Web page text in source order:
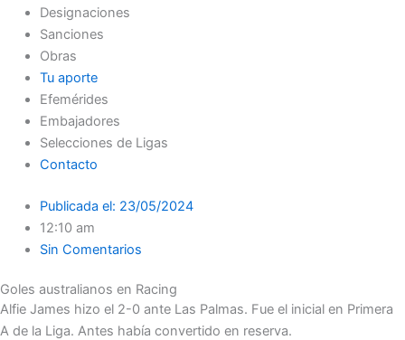
Designaciones
Sanciones
Obras
Tu aporte
Efemérides
Embajadores
Selecciones de Ligas
Contacto
Publicada el: 23/05/2024
12:10 am
Sin Comentarios
Goles australianos en Racing
Alfie James hizo el 2-0 ante Las Palmas. Fue el inicial en Primera
A de la Liga. Antes había convertido en reserva.